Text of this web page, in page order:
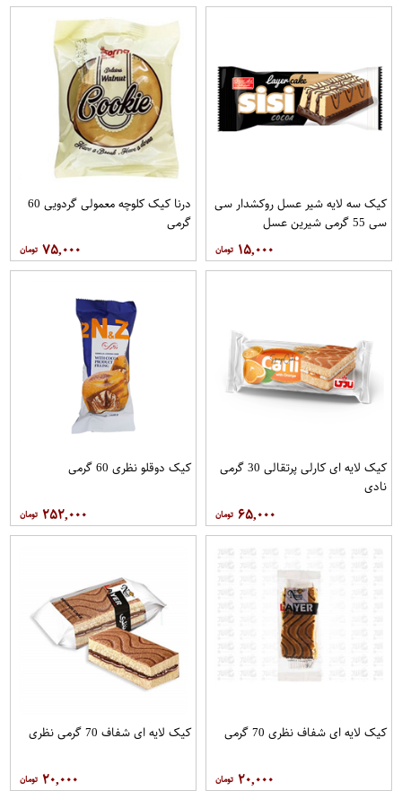
کیک سه لایه شیر عسل روکشدار سی
سی 55 گرمی شیرین عسل
۱۵,۰۰۰
درنا کیک کلوچه معمولی گردویی 60
گرمی
۷۵,۰۰۰
کیک لایه ای کارلی پرتقالی 30 گرمی
نادی
۶۵,۰۰۰
کیک دوقلو نظری 60 گرمی
۲۵۲,۰۰۰
کیک لایه ای شفاف نظری 70 گرمی
۲۰,۰۰۰
کیک لایه ای شفاف 70 گرمی نظری
۲۰,۰۰۰